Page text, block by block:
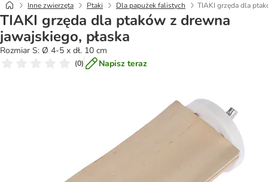
Inne zwierzęta Ptaki Dla papużek falistych TIAKI grzęda dla
TIAKI grzęda dla ptaków z drewna
jawajskiego, płaska
Rozmiar S: Ø 4-5 x dł. 10 cm
(0) Napisz teraz